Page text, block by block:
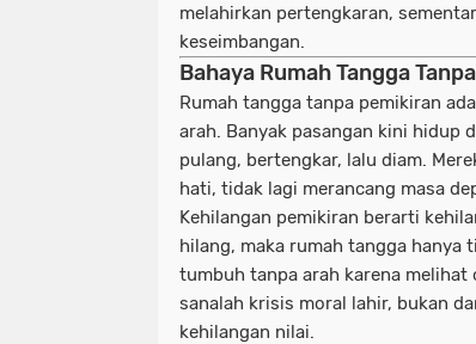
melahirkan pertengkaran,
keseimbangan.
Bahaya Rumah Tangga
Rumah tangga tanpa pemikiran
arah. Banyak pasangan kini hidup
pulang, bertengkar, lalu diam.
hati, tidak lagi merancang masa
Kehilangan pemikiran berarti
hilang, maka rumah tangga hanya
tumbuh tanpa arah karena
sanalah krisis moral lahir, bukan
kehilangan nilai.